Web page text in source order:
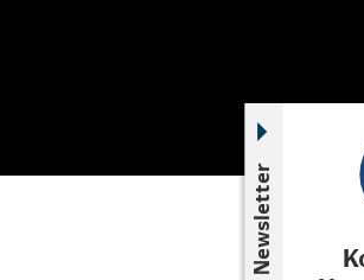
Newsletter